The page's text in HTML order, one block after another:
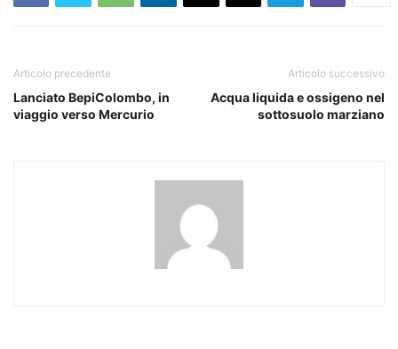
Articolo precedente
Lanciato BepiColombo, in
viaggio verso Mercurio
Articolo successivo
Acqua liquida e ossigeno nel
sottosuolo marziano